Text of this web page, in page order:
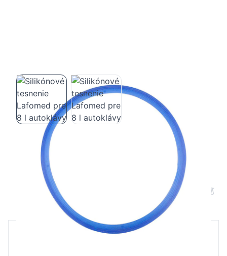
Silikónové tesnenie Lafomed pre 8 l
autoklávy
B2B cena Maloobchodní cena